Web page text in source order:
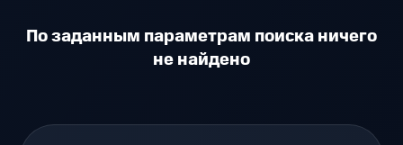
По заданным параметрам поиска ничего
не найдено